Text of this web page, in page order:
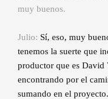
muy buenos.
Julio: Sí, eso, muy
tenemos la suerte que
productor que es David
encontrando por el
sumando en el